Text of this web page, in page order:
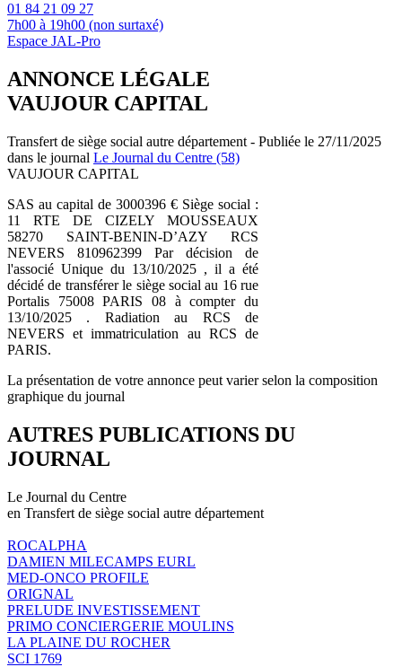
01 84 21 09 27
7h00 à 19h00 (non surtaxé)
Espace JAL-Pro
ANNONCE LÉGALE
VAUJOUR CAPITAL
Transfert de siège social autre département - Publiée le 27/11/2025
dans le journal Le Journal du Centre (58)
VAUJOUR CAPITAL
SAS au capital de 3000396 € Siège social :
11 RTE DE CIZELY MOUSSEAUX
58270 SAINT-BENIN-D’AZY RCS
NEVERS 810962399 Par décision de
l'associé Unique du 13/10/2025 , il a été
décidé de transférer le siège social au 16 rue
Portalis 75008 PARIS 08 à compter du
13/10/2025 . Radiation au RCS de
NEVERS et immatriculation au RCS de
PARIS.
La présentation de votre annonce peut varier selon la composition
graphique du journal
AUTRES PUBLICATIONS DU
JOURNAL
Le Journal du Centre
en Transfert de siège social autre département
ROCALPHA
DAMIEN MILECAMPS EURL
MED-ONCO PROFILE
ORIGNAL
PRELUDE INVESTISSEMENT
PRIMO CONCIERGERIE MOULINS
LA PLAINE DU ROCHER
SCI 1769